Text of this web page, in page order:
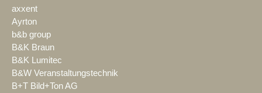
axxent
Ayrton
b&b group
B&K Braun
B&K Lumitec
B&W Veranstaltungstechnik
B+T Bild+Ton AG